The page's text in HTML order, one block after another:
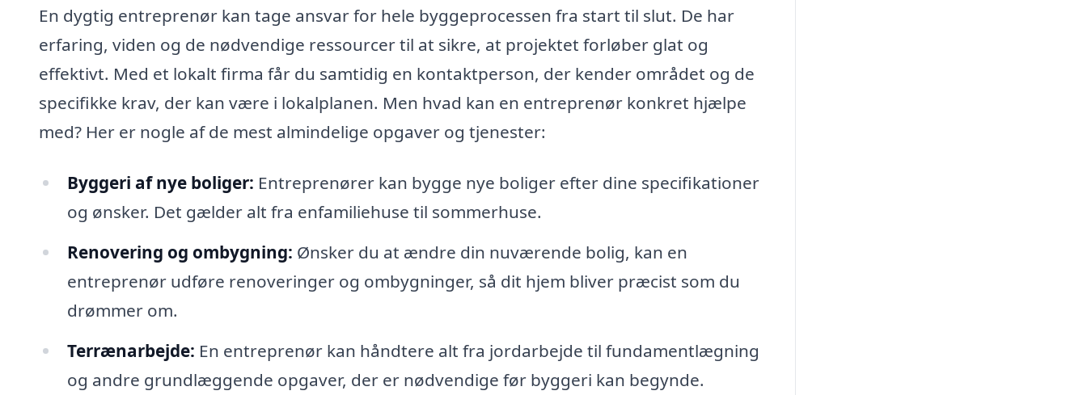
En dygtig entreprenør kan tage ansvar for hele byggeprocessen fra start til slut. De har
erfaring, viden og de nødvendige ressourcer til at sikre, at projektet forløber glat og
effektivt. Med et lokalt firma får du samtidig en kontaktperson, der kender området og de
specifikke krav, der kan være i lokalplanen. Men hvad kan en entreprenør konkret hjælpe
med? Her er nogle af de mest almindelige opgaver og tjenester:
Byggeri af nye boliger: Entreprenører kan bygge nye boliger efter dine specifikationer
og ønsker. Det gælder alt fra enfamiliehuse til sommerhuse.
Renovering og ombygning: Ønsker du at ændre din nuværende bolig, kan en
entreprenør udføre renoveringer og ombygninger, så dit hjem bliver præcist som du
drømmer om.
Terrænarbejde: En entreprenør kan håndtere alt fra jordarbejde til fundamentlægning
og andre grundlæggende opgaver, der er nødvendige før byggeri kan begynde.